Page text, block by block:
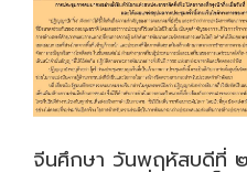
จีนศึกษา วันพฤหัสบดีที่